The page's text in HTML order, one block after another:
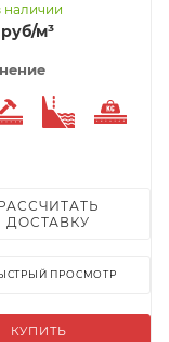
наличии
руб/м³
Износостойкий
КУПИТЬ
ДОСТАВКУ
ПРОСМОТР